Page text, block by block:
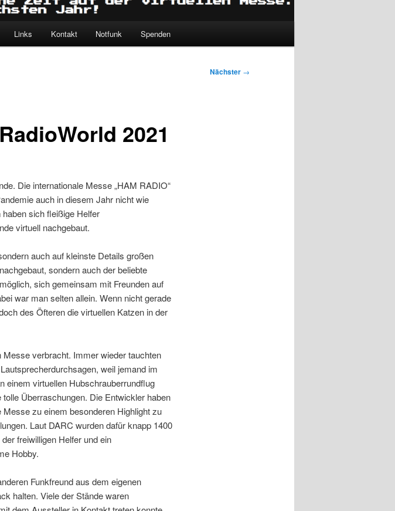
Links Kontakt Notfunk Spenden
Nächster →
2021
Die internationale Messe „HAM RADIO“
auch in diesem Jahr nicht wie
sich fleißige Helfer
virtuell nachgebaut.
auch auf kleinste Details großen
sondern auch der beliebte
sich gemeinsam mit Freunden auf
war man selten allein. Wenn nicht gerade
des Öfteren die virtuellen Katzen in der
verbracht. Immer wieder tauchten
weil jemand im
einem virtuellen Hubschrauberrundflug
Überraschungen. Die Entwickler haben
zu einem besonderen Highlight zu
Laut DARC wurden dafür knapp 1400
freiwilligen Helfer und ein
Hobby.
Funkfreund aus dem eigenen
halten. Viele der Stände waren